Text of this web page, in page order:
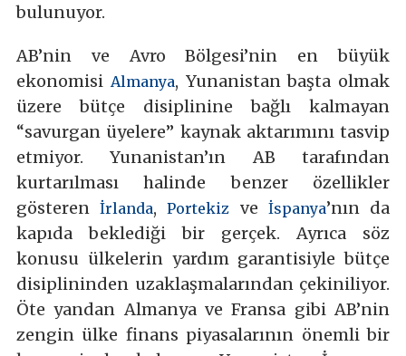
bulunuyor.
AB’nin ve Avro Bölgesi’nin en büyük
ekonomisi Almanya, Yunanistan başta olmak
üzere bütçe disiplinine bağlı kalmayan
“savurgan üyelere” kaynak aktarımını tasvip
etmiyor. Yunanistan’ın AB tarafından
kurtarılması halinde benzer özellikler
gösteren İrlanda,Portekiz veİspanya’nın da
kapıda beklediği bir gerçek. Ayrıca söz
konusu ülkelerin yardım garantisiyle bütçe
disiplininden uzaklaşmalarından çekiniliyor.
Öte yandan Almanya ve Fransa gibi AB’nin
zengin ülke finans piyasalarının önemli bir